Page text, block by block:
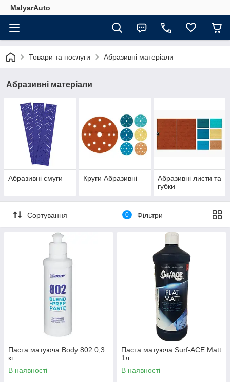
MalyarAuto
Товари та послуги Абразивні матеріали
Абразивні матеріали
Абразивні смуги Круги Абразивні
Абразивні листи та
губки
Сортування 0 Фільтри
Паста матуюча Body 802 0,3
кг
В наявності
Паста матуюча Surf-ACE Matt
1л
В наявності